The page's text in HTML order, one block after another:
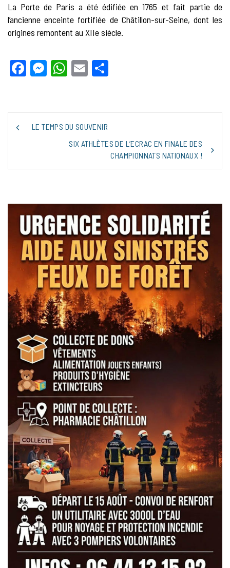
La Porte de Paris a été édifiée en 1765 et fait partie de
l’ancienne enceinte fortifiée de Châtillon-sur-Seine, dont les
origines remontent au XIIe siècle.
Facebook
Messenger
WhatsApp
Email
NAVIGATION
DE
LE TEMPS DU SOUVENIR
SIX ATHLÈTES DE L’ECRAC EN FINALE DES
CHAMPIONNATS NATIONAUX !